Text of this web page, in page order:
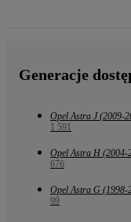
Generacje
Opel Astra J (2009-
1 591
Opel Astra H (2004-
676
Opel Astra G (1998-
99